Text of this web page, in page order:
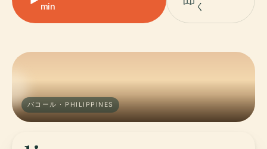
min
く
バコール · PHILIPPINES